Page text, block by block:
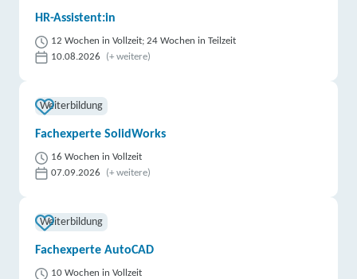
HR-Assistent:in
12 Wochen in Vollzeit; 24 Wochen in Teilzeit
10.08.2026
(+ weitere)
Weiterbildung
Fachexperte SolidWorks
16 Wochen in Vollzeit
07.09.2026
(+ weitere)
Weiterbildung
Fachexperte AutoCAD
10 Wochen in Vollzeit